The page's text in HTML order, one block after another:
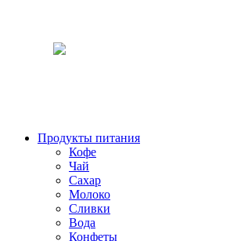
Продукты питания
Кофе
Чай
Сахар
Молоко
Сливки
Вода
Конфеты